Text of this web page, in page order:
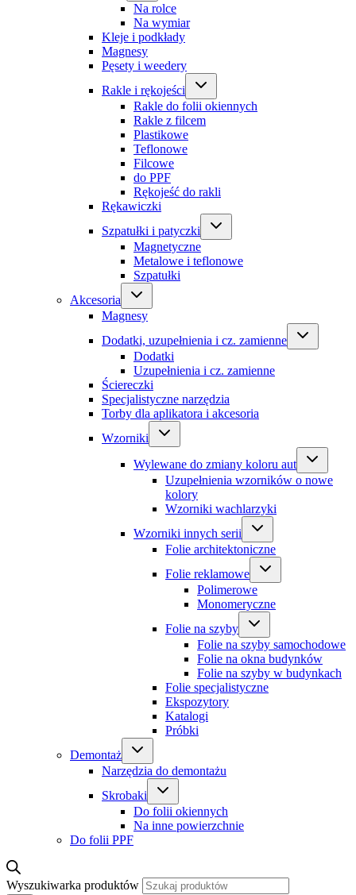
Na rolce
Na wymiar
Kleje i podkłady
Magnesy
Pęsety i weedery
Rakle i rękojeści
Rakle do folii okiennych
Rakle z filcem
Plastikowe
Teflonowe
Filcowe
do PPF
Rękojeść do rakli
Rękawiczki
Szpatułki i patyczki
Magnetyczne
Metalowe i teflonowe
Szpatułki
Akcesoria
Magnesy
Dodatki, uzupełnienia i cz. zamienne
Dodatki
Uzupełnienia i cz. zamienne
Ściereczki
Specjalistyczne narzędzia
Torby dla aplikatora i akcesoria
Wzorniki
Wylewane do zmiany koloru aut
Uzupełnienia wzorników o nowe
kolory
Wzorniki wachlarzyki
Wzorniki innych serii
Folie architektoniczne
Folie reklamowe
Polimerowe
Monomeryczne
Folie na szyby
Folie na szyby samochodowe
Folie na okna budynków
Folie na szyby w budynkach
Folie specjalistyczne
Ekspozytory
Katalogi
Próbki
Demontaż
Narzędzia do demontażu
Skrobaki
Do folii okiennych
Na inne powierzchnie
Do folii PPF
Wyszukiwarka produktów